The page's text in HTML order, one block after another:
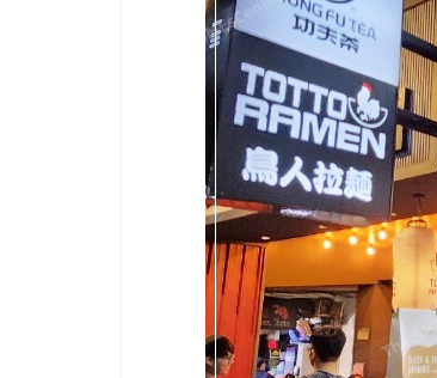
ไชส์,
ศูนย์
รวม